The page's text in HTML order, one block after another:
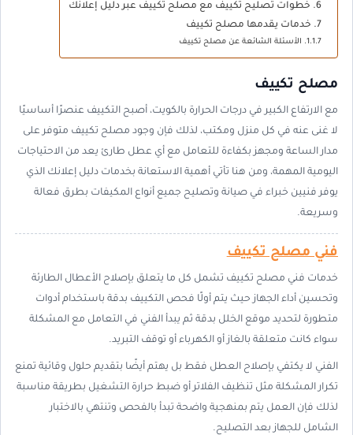
خطوات تصليح تكييف مع مصلح تكييف عبر دليل إعلانك
خدمات يقدمها مصلح تكييف
الأسئلة الشائعة عن مصلح تكييف
مصلح تكييف
مع الارتفاع الكبير في درجات الحرارة بالكويت، أصبح التكييف عنصرًا أساسيًا
لا غنى عنه في كل منزل ومكتب، لذلك فإن وجود مصلح تكييف متوفر على
مدار الساعة ومجهز بكفاءة للتعامل مع أي عطل طارئ يعد من الاحتياجات
اليومية المهمة، ومن هنا تأتي أهمية الاستعانة بخدمات دليل إعلانك الذي
يوفر فنيين خبراء في صيانة وتصليح جميع أنواع المكيفات بطرق فعالة
وسريعة.
فني مصلح تكييف
خدمات فني مصلح تكييف تشمل كل ما يتعلق بإصلاح الأعطال الطارئة
وتحسين أداء الجهاز حيث يتم أولًا فحص التكييف بدقة باستخدام أدوات
متطورة لتحديد موقع الخلل بدقة ثم يبدأ الفني في التعامل مع المشكلة
سواء كانت متعلقة بالغاز أو الكهرباء أو توقف التبريد.
الفني لا يكتفي بإصلاح العطل فقط بل يهتم أيضًا بتقديم حلول وقائية تمنع
تكرار المشكلة مثل تنظيف الفلاتر أو ضبط حرارة التشغيل بطريقة مناسبة
لذلك فإن العمل يتم بمنهجية واضحة تبدأ بالفحص وتنتهي بالاختبار
الشامل للجهاز بعد التصليح.